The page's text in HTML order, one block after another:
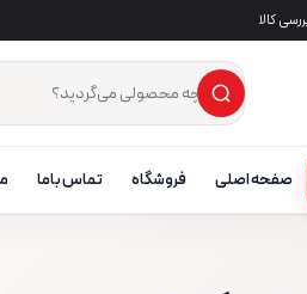
جست‌وجوی محصول
×
صفحه اصلی فروشگاه تماس باما